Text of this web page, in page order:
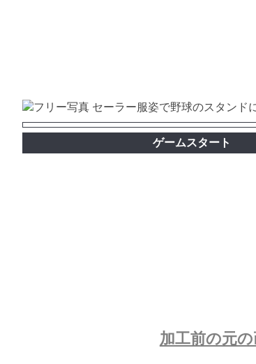
ゲームスタート
加工前の元の